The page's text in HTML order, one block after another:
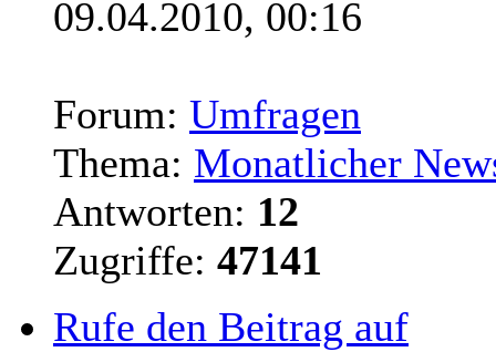
09.04.2010, 00:16
Forum: Umfragen
Thema: Monatlicher
Antworten: 12
Zugriffe: 47141
Rufe den Beitrag auf